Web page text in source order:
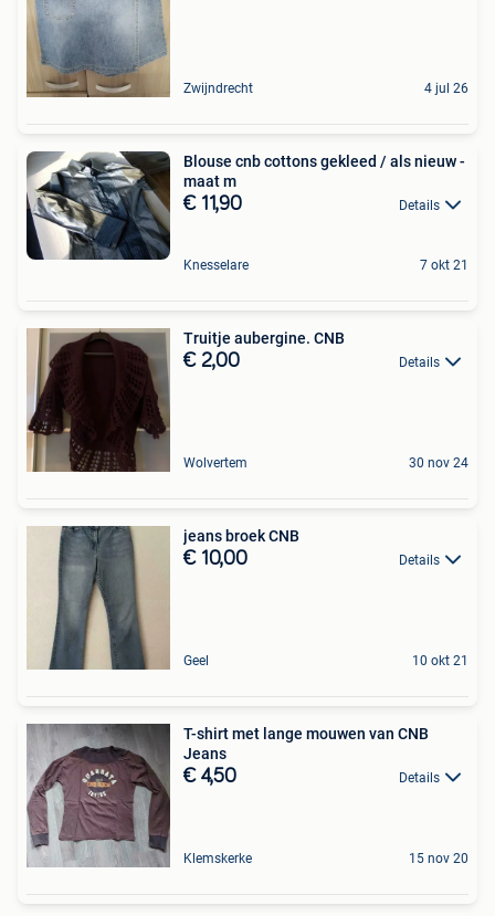
Zwijndrecht 4 jul 26
Blouse cnb cottons gekleed / als nieuw -
maat m
€ 11,90 Details
Knesselare 7 okt 21
Truitje aubergine. CNB
€ 2,00 Details
Wolvertem 30 nov 24
jeans broek CNB
€ 10,00 Details
Geel 10 okt 21
T-shirt met lange mouwen van CNB
Jeans
€ 4,50 Details
Klemskerke 15 nov 20